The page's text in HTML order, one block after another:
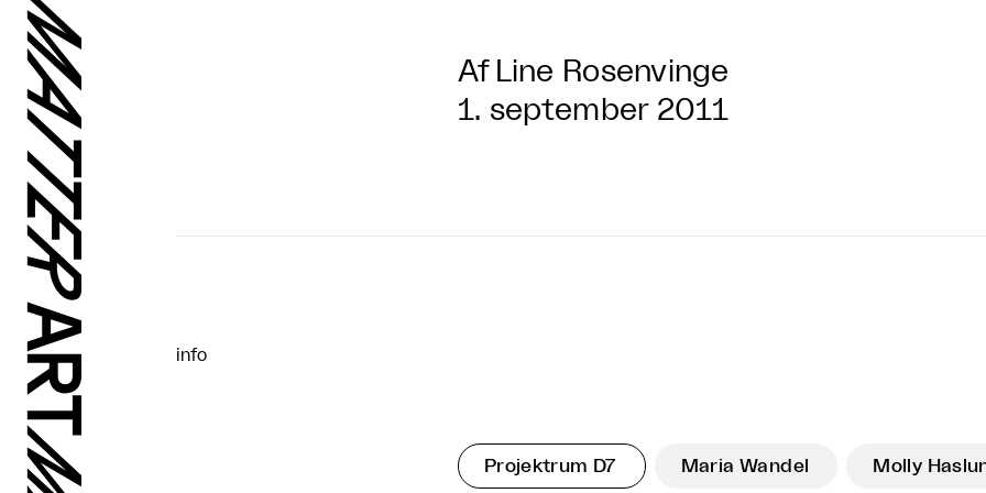
Af Line Rosenvinge
1. september 2011
info
Projektrum D7 Maria Wandel Molly